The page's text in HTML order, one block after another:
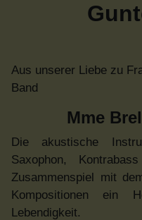
Aus unserer Liebe zu
Band
Mme
Die akustische
Saxophon,
Zusammenspiel mit
Kompositionen ein
Lebendigkeit.